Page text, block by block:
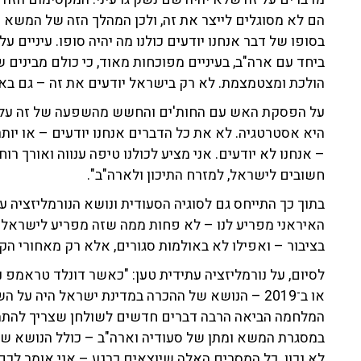
הם לא מסוגלים לייצר את זה, ולכן המהלך הזה של המשא
בסופו של דבר אנחנו יודעים כולנו מה יהיה סופו.
ביחד עם ארה"ב, בעיניים מפוכחות מאוד, כי כולם
הולכת ומצטמצמת. לא רק בישראל יודעים את זה – גם
על הפסקת האש עם החות'ים והחשש מהשפעה של זה
היא אסטרטגיה. לא את כל הדברים אנחנו יודעים – או
– אנחנו לא יודעים. אני מציע לכולנו טיפה ענווה
חשובים לישראל, למזרח התיכון ולארה"ב".
בתוך כך התייחס גם לסוגיה הסעודית ונושא
האיראני מפריע לנו – לא פחות ממה שזה מפריע
בציבור – ואפילו לא באולמות סגורים, אלא רק מאחורי
לסיום, על נורמליזציה עתידית טען: "כאשר דונלד
או ב־2019 – הנושא של ההכרה במדינת ישראל
המלחמה הביאה הרבה דברים חדשים לשולחן שצריך
במסגרת המשא ומתן של סעודיה וארה"ב – כולל הנושא